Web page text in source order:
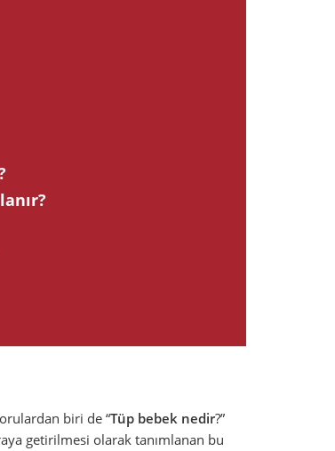
biri de “Tüp bebek nedir?”
getirilmesi olarak tanımlanan bu